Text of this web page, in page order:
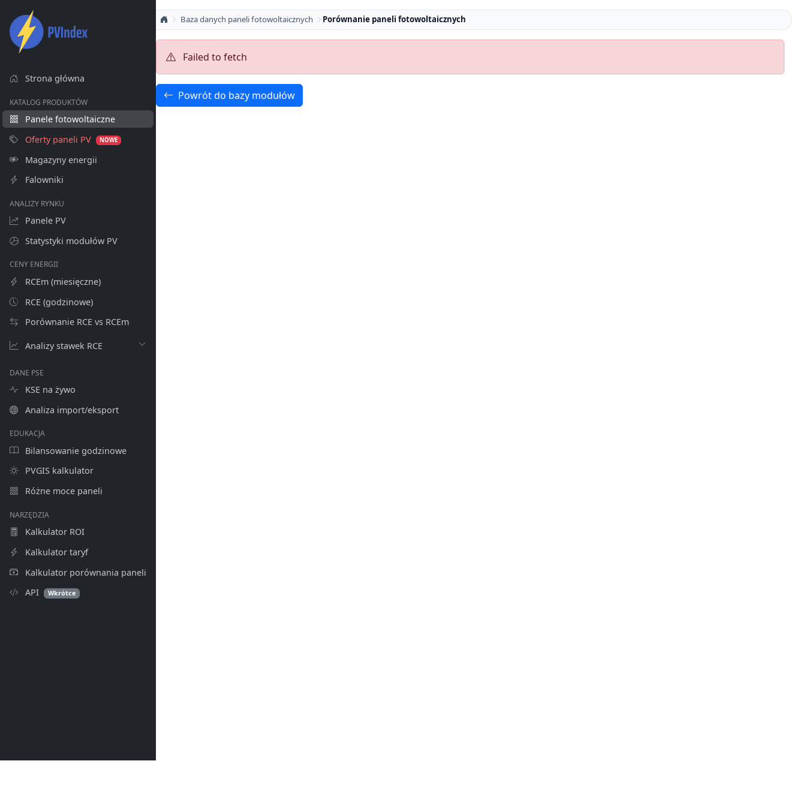
Strona główna
KATALOG PRODUKTÓW
Panele fotowoltaiczne
Oferty paneli PV
NOWE
Magazyny energii
Falowniki
ANALIZY RYNKU
Panele PV
Statystyki modułów PV
CENY ENERGII
RCEm (miesięczne)
RCE (godzinowe)
Porównanie RCE vs RCEm
Analizy stawek RCE
DANE PSE
KSE na żywo
Analiza import/eksport
EDUKACJA
Bilansowanie godzinowe
PVGIS kalkulator
Różne moce paneli
NARZĘDZIA
Kalkulator ROI
Kalkulator taryf
Kalkulator porównania paneli
API
Wkrótce
Baza danych paneli fotowoltaicznych Porównanie paneli fotowoltaicznych
Failed to fetch
Powrót do bazy modułów